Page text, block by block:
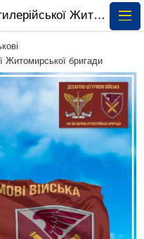
Прапор 148-ї окремої артилерійської Житомирської бригади замовити і купити 🏁 ePrapor.com.ua
Житомирської бригади